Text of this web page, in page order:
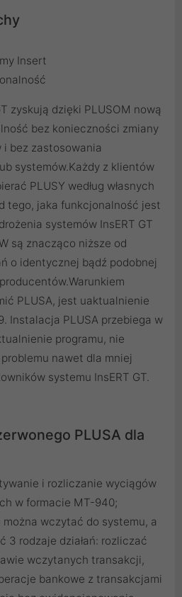
Insert
zyskują dzięki PLUSOM nową
bez konieczności zmiany
bez zastosowania
systemów.Każdy z klientów
PLUSY według własnych
tego, jaka funkcjonalność jest
systemów InsERT GT
są znacząco niższe od
o identycznej bądź podobnej
PLUSA, jest uaktualnienie
Instalacja PLUSA przebiega w
programu, nie
nawet dla mniej
systemu InsERT GT.
PLUSA dla
i rozliczanie wyciągów
w formacie MT-940;
wczytać do systemu, a
3 rodzaje działań: rozliczać
wczytanych transakcji,
bankowe z transakcjami